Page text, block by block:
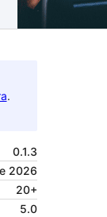
.
0.1.3
2026
20+
5.0